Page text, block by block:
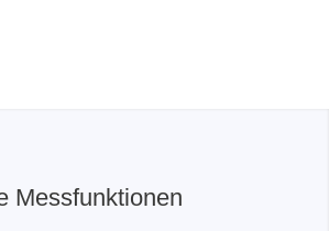
Messfunktionen